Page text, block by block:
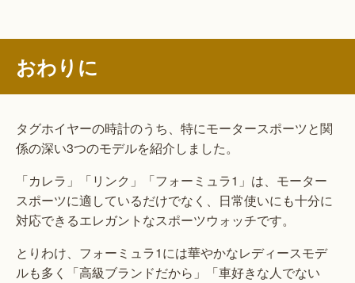
おわりに
タグホイヤーの時計のうち、特にモータースポーツと関
係の深い3つのモデルを紹介しました。
「カレラ」「リンク」「フォーミュラ1」は、モーター
スポーツに適しているだけでなく、日常使いにも十分に
対応できるエレガントなスポーツウォッチです。
とりわけ、フォーミュラ1には華やかなレディースモデ
ルも多く「高級ブランドだから」「車好きな人でない